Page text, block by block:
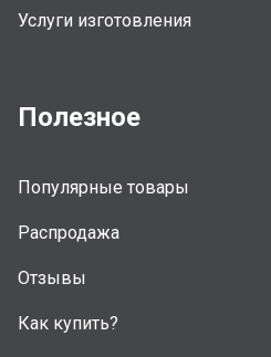
Услуги изготовления
Полезное
Популярные товары
Распродажа
Отзывы
Как купить?